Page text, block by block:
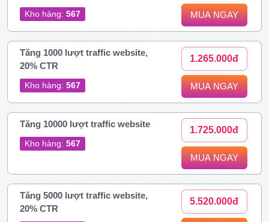
Kho hàng: 567 MUA NGAY
Tăng 1000 lượt traffic website,
20% CTR
Kho hàng: 567
1.265.000đ
MUA NGAY
Tăng 10000 lượt traffic website
Kho hàng: 567
1.725.000đ
MUA NGAY
Tăng 5000 lượt traffic website,
20% CTR
5.520.000đ